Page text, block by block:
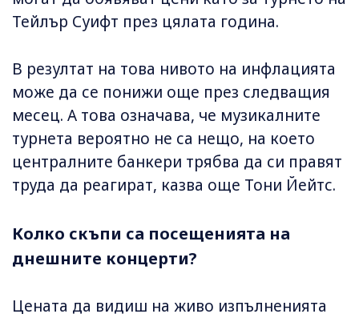
Тейлър Суифт през цялата година.
В резултат на това нивото на инфлацията
може да се понижи още през следващия
месец. А това означава, че музикалните
турнета вероятно не са нещо, на което
централните банкери трябва да си правят
труда да реагират, казва още Тони Йейтс.
Колко скъпи са посещенията на
днешните концерти?
Цената да видиш на живо изпълненията